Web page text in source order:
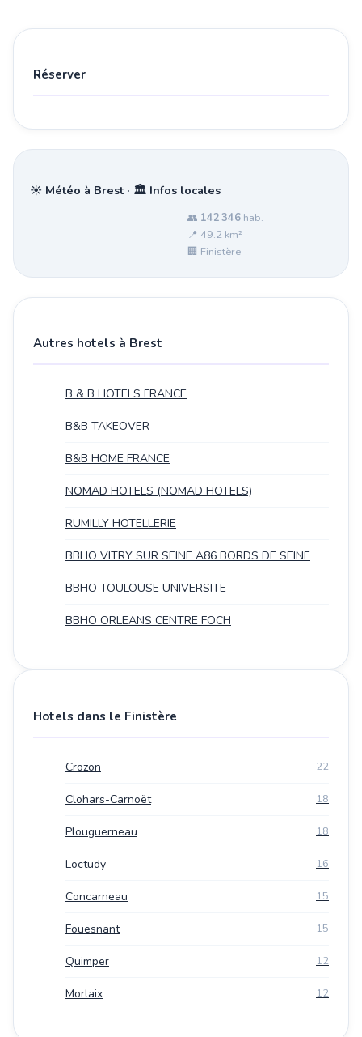
Réserver
☀️ Météo à Brest · 🏛️ Infos locales
👥 142 346 hab.
📍 49.2 km²
🏢 Finistère
Autres hotels à Brest
B & B HOTELS FRANCE
B&B TAKEOVER
B&B HOME FRANCE
NOMAD HOTELS (NOMAD HOTELS)
RUMILLY HOTELLERIE
BBHO VITRY SUR SEINE A86 BORDS DE SEINE
BBHO TOULOUSE UNIVERSITE
BBHO ORLEANS CENTRE FOCH
Hotels dans le Finistère
Crozon 22
Clohars-Carnoët 18
Plouguerneau 18
Loctudy 16
Concarneau 15
Fouesnant 15
Quimper 12
Morlaix 12